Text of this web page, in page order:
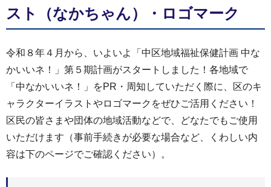
スト（なかちゃん）・ロゴマーク
令和８年４月から、いよいよ「中区地域福祉保健計画 中な
かいいネ！」第５期計画がスタートしました！各地域で
「中なかいいネ！」をPR・周知していただく際に、区のキ
ャラクターイラストやロゴマークをぜひご活用ください！
区民の皆さまや団体の地域活動などで、どなたでもご使用
いただけます（事前手続きが必要な場合など、くわしい内
容は下のページでご確認ください）。